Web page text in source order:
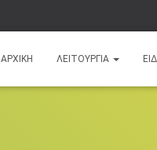
ΑΡΧΙΚΉ ΛΕΙΤΟΥΡΓΊΑ